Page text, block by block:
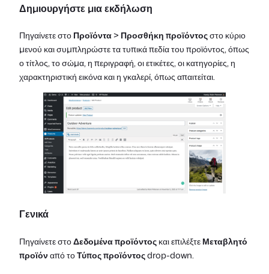
Δημιουργήστε μια εκδήλωση
Πηγαίνετε στοΠροϊόντα> Προσθήκη προϊόντοςστο κύριο
μενού και συμπληρώστε τα τυπικά πεδία του προϊόντος, όπως
ο τίτλος, το σώμα, η περιγραφή, οι ετικέτες, οι κατηγορίες, η
χαρακτηριστική εικόνα και η γκαλερί, όπως απαιτείται.
Γενικά
Πηγαίνετε στοΔεδομένα προϊόντοςκαι επιλέξτεΜεταβλητό
προϊόναπό τοΤύπος προϊόντοςdrop-down.